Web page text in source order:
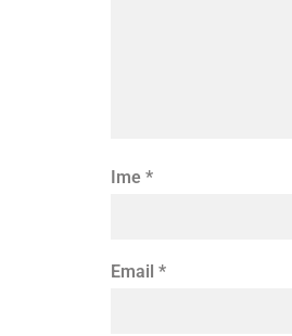
Ime *
Email *